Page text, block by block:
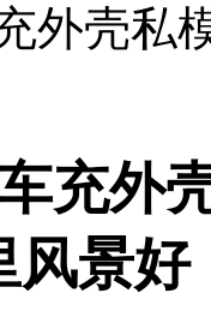
外壳私
充外
风景好